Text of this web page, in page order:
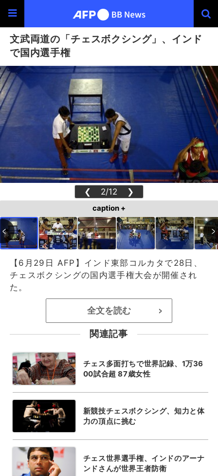
文武両道の「チェスボクシング」、インド
で国内選手権
❮ 2/12 ❯
caption +
【6月29日 AFP】インド東部コルカタで28日、
チェスボクシングの国内選手権大会が開催され
た。
全文を読む >
関連記事
チェス多面打ちで世界記録、1万36
00試合超 87歳女性
新競技チェスボクシング、知力と体
力の頂点に挑む
チェス世界選手権、インドのアーナ
ンドさんが世界王者防衛